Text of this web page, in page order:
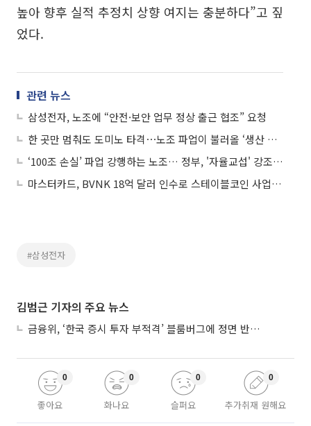
높아 향후 실적 추정치 상향 여지는 충분하다”고 짚
었다.
관련 뉴스
삼성전자, 노조에 “안전·보안 업무 정상 출근 협조” 요청
한 곳만 멈춰도 도미노 타격⋯노조 파업이 불러올 ‘생산 쇼크’
‘100조 손실’ 파업 강행하는 노조… 정부, '자율교섭' 강조 속 초강수 대기
마스터카드, BVNK 18억 달러 인수로 스테이블코인 사업 본격 확장
#삼성전자
김범근 기자의 주요 뉴스
금융위, ‘한국 증시 투자 부적격’ 블룸버그에 정면 반박…“근거 불분명”
좋아요
0
화나요
0
슬퍼요
0
추가취재 원해요
0